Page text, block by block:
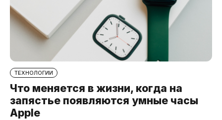
ТЕХНОЛОГИИ
Что меняется в жизни, когда на
запястье появляются умные часы
Apple